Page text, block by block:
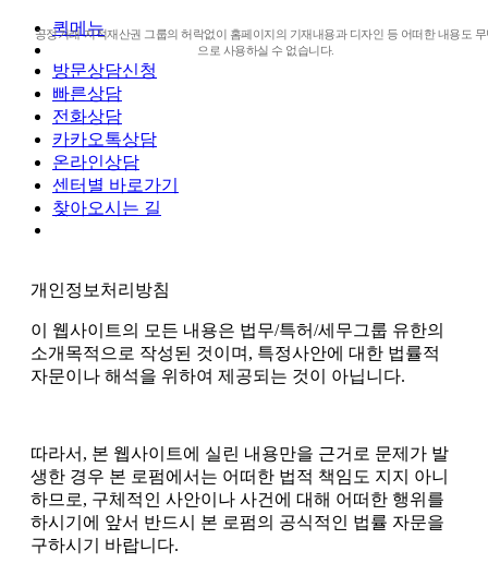
공정거래·지적재산권 그룹의 허락없이 홈페이지의 기재내용과 디자인 등 어떠한 내용도 무
으로 사용하실 수 없습니다.
퀵메뉴
방문상담신청
빠른상담
전화상담
카카오톡상담
온라인상담
센터별 바로가기
찾아오시는 길
개인정보처리방침
이 웹사이트의 모든 내용은 법무/특허/세무그룹 유한의
소개목적으로 작성된 것이며 , 특정사안에 대한 법률적
자문이나 해석을 위하여 제공되는 것이 아닙니다.
따라서 , 본 웹사이트에 실린 내용만을 근거로 문제가 발
생한 경우 본 로펌에서는 어떠한 법적 책임도 지지 아니
하므로, 구체적인 사안이나 사건에 대해 어떠한 행위를
하시기에 앞서 반드시 본 로펌의 공식적인 법률 자문을
구하시기 바랍니다.